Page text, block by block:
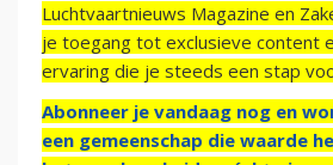
Luchtvaartnieuws Magazine en
je toegang tot exclusieve content
ervaring die je steeds een stap
Abonneer je vandaag nog en
een gemeenschap die waarde